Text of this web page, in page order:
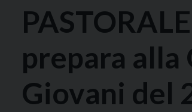
prepara
Giovani del